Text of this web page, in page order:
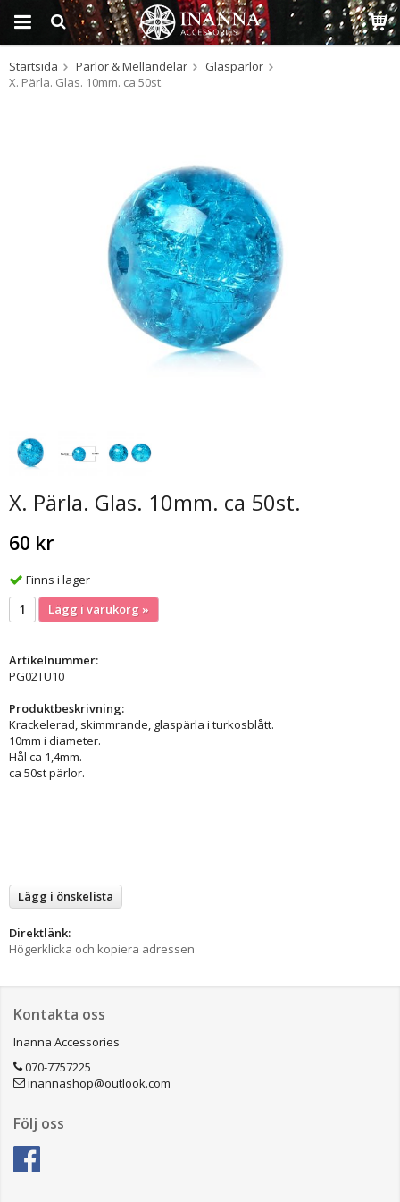
Produkten har blivit
tillagd i varukorgen
Startsida Pärlor & Mellandelar
Glaspärlor
X. Pärla. Glas. 10mm. ca 50st.
X. Pärla. Glas. 10mm. ca 50st.
60 kr
Finns i lager
Lägg i varukorg »
Artikelnummer:
PG02TU10
Produktbeskrivning:
Krackelerad, skimmrande, glaspärla i turkosblått.
10mm i diameter.
Hål ca 1,4mm.
ca 50st pärlor.
Lägg i önskelista
Direktlänk:
Högerklicka och kopiera adressen
Kontakta oss
Inanna Accessories
070-7757225
inannashop@outlook.com
Följ oss